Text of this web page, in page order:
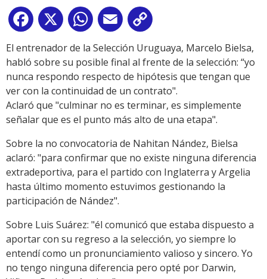
Facebook
X WhatsApp
Email
Link
El entrenador de la Selección Uruguaya, Marcelo Bielsa,
habló sobre su posible final al frente de la selección: “yo
nunca respondo respecto de hipótesis que tengan que
ver con la continuidad de un contrato".
Aclaró que "culminar no es terminar, es simplemente
señalar que es el punto más alto de una etapa".
Sobre la no convocatoria de Nahitan Nández, Bielsa
aclaró: "para confirmar que no existe ninguna diferencia
extradeportiva, para el partido con Inglaterra y Argelia
hasta último momento estuvimos gestionando la
participación de Nández".
Sobre Luis Suárez: "él comunicó que estaba dispuesto a
aportar con su regreso a la selección, yo siempre lo
entendí como un pronunciamiento valioso y sincero. Yo
no tengo ninguna diferencia pero opté por Darwin,